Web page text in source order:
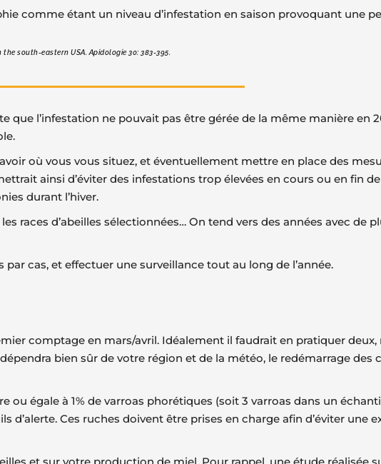
comme étant un niveau d’infestation en saison provoquant une
the south-eastern USA. Apidologie 30: 383-395.
l’infestation ne pouvait pas être gérée de la même manière en
où vous vous situez, et éventuellement mettre en place des
ainsi d’éviter des infestations trop élevées en cours ou en fin
durant l’hiver.
races d’abeilles sélectionnées… On tend vers des années avec de
cas, et effectuer une surveillance tout au long de l’année.
comptage en mars/avril. Idéalement il faudrait en pratiquer
bien sûr de votre région et de la météo, le redémarrage des
égale à 1% de varroas phorétiques (soit 3 varroas dans un
d’alerte. Ces ruches doivent être prises en charge afin d’éviter une